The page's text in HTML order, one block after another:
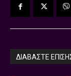
ΔΙΑΒΑΣΤΕ